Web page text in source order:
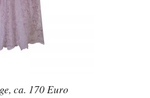
ca. 170 Euro